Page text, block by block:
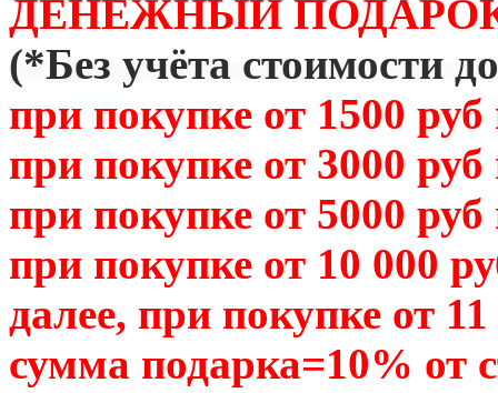
ДЕНЕЖНЫЙ
(*Без учёта стоимости
при покупке от 1500
при покупке от 3000
при покупке от 5000
при покупке от 10 000
далее, при покупке от
сумма подарка=10% от